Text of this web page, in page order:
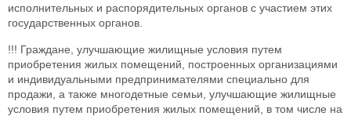
исполнительных и распорядительных органов с участием этих
государственных органов.
!!! Граждане, улучшающие жилищные условия путем
приобретения жилых помещений, построенных организациями
и индивидуальными предпринимателями специально для
продажи, а также многодетные семьи, улучшающие жилищные
условия путем приобретения жилых помещений, в том числе на